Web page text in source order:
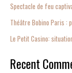
Spectacle de feu
Théâtre Bobino Paris :
Le Petit Casino:
Recent